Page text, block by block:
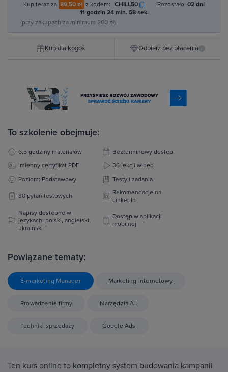
Kup teraz za 89,50 zł z kodem: CHILL50 Pozostało: 02 dni
11 godzin 24 min. 57 sek.
(przy zakupach za minimum 200 zł)
Kup dla kogoś Odbierz bez płacenia i
To szkolenie obejmuje:
6,5 godziny materiałów
Bezterminowy dostęp
Imienny certyfikat PDF
36 lekcji wideo
Poziom: Podstawowy
Testy i zadania
30 pytań testowych
Rekomendacje na
LinkedIn
Napisy dostępne w
językach: polski, angielski,
ukraiński
Dostęp w aplikacji
mobilnej
Powiązane tematy:
E-marketing Manager Marketing internetowy
Prowadzenie firmy Narzędzia AI
Techniki sprzedaży Google Ads
Ten kurs online to kompletny system budowania kampanii